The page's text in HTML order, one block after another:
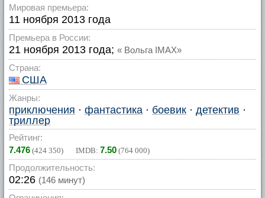
Мировая премьера:
11 ноября 2013 года
Премьера в России:
21 ноября 2013 года; « Вольга IMAX»
Страна:
США
Жанры:
приключения · фантастика · боевик · детектив ·
триллер
Рейтинг:
7.476 (424 350) IMDB: 7.50 (764 000)
Продолжительность:
02:26 (146 минут)